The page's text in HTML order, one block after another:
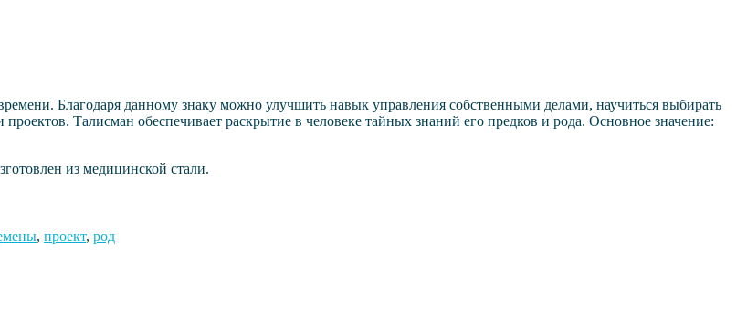
Благодаря данному знаку можно улучшить навык управления собственными делами, научиться выбирать
Талисман обеспечивает раскрытие в человеке тайных знаний его предков и рода. Основное значение:
из медицинской стали.
, проект, род